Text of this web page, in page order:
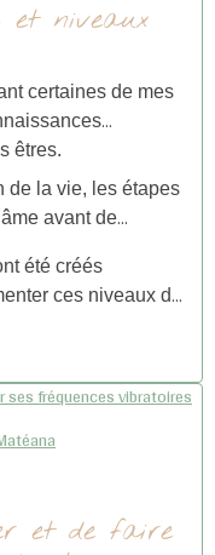
et niveaux
certaines de mes
êtres.
de la vie, les étapes
avant de
été créés
ces niveaux de
une fois ces
évoluer sur les
et de faire